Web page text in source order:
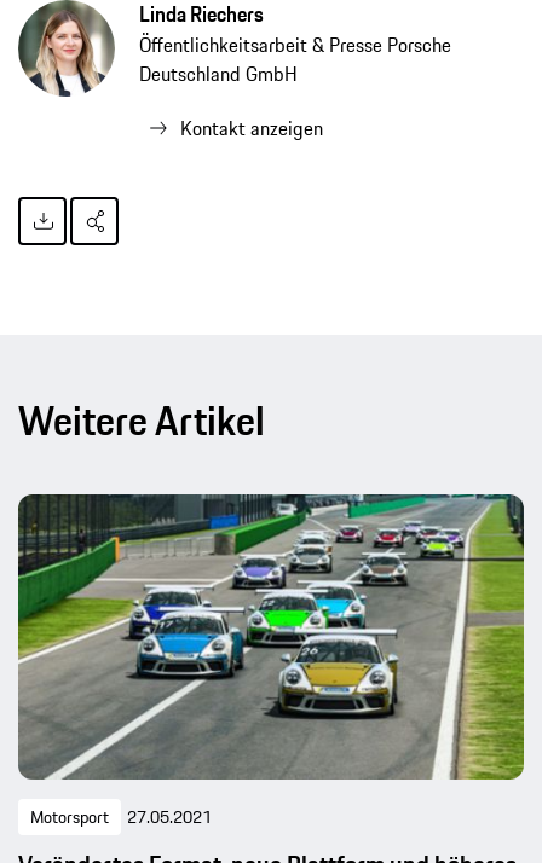
Linda Riechers
Öffentlichkeitsarbeit & Presse Porsche
Deutschland GmbH
Kontakt anzeigen
Weitere Artikel
Motorsport 27.05.2021